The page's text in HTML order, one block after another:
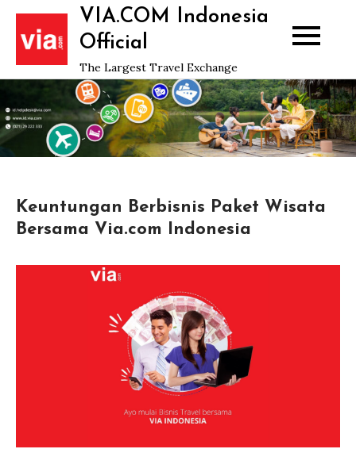
Skip
content
VIA.COM Indonesia
Official
The Largest Travel Exchange
Keuntungan Berbisnis Paket Wisata
Bersama Via.com Indonesia